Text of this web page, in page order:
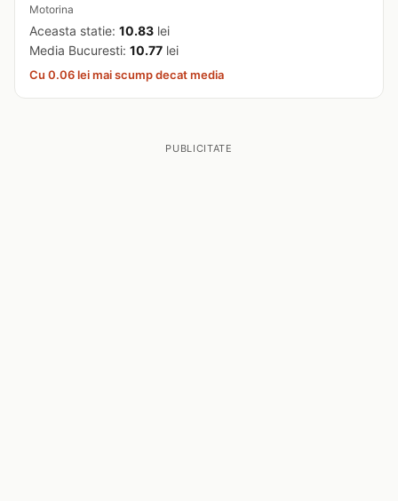
Motorina
Aceasta statie: 10.83 lei
Media Bucuresti: 10.77 lei
Cu 0.06 lei mai scump decat media
PUBLICITATE